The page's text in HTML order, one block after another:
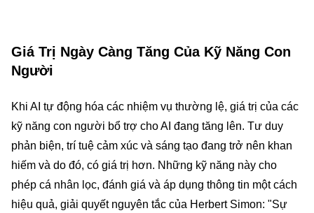
Giá Trị Ngày Càng Tăng Của Kỹ Năng Con
Người
Khi AI tự động hóa các nhiệm vụ thường lệ, giá trị của các
kỹ năng con người bổ trợ cho AI đang tăng lên. Tư duy
phản biện, trí tuệ cảm xúc và sáng tạo đang trở nên khan
hiếm và do đó, có giá trị hơn. Những kỹ năng này cho
phép cá nhân lọc, đánh giá và áp dụng thông tin một cách
hiệu quả, giải quyết nguyên tắc của Herbert Simon: "Sự